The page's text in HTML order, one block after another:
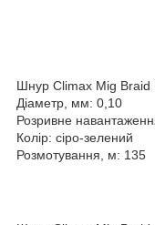
Шнур Climax Mig Braid
Діаметр, мм: 0,10
Розривне
Колір: сіро-зелений
Розмотування, м: 135